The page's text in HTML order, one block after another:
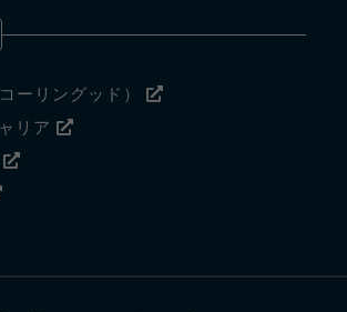
ーリングッド）
リア